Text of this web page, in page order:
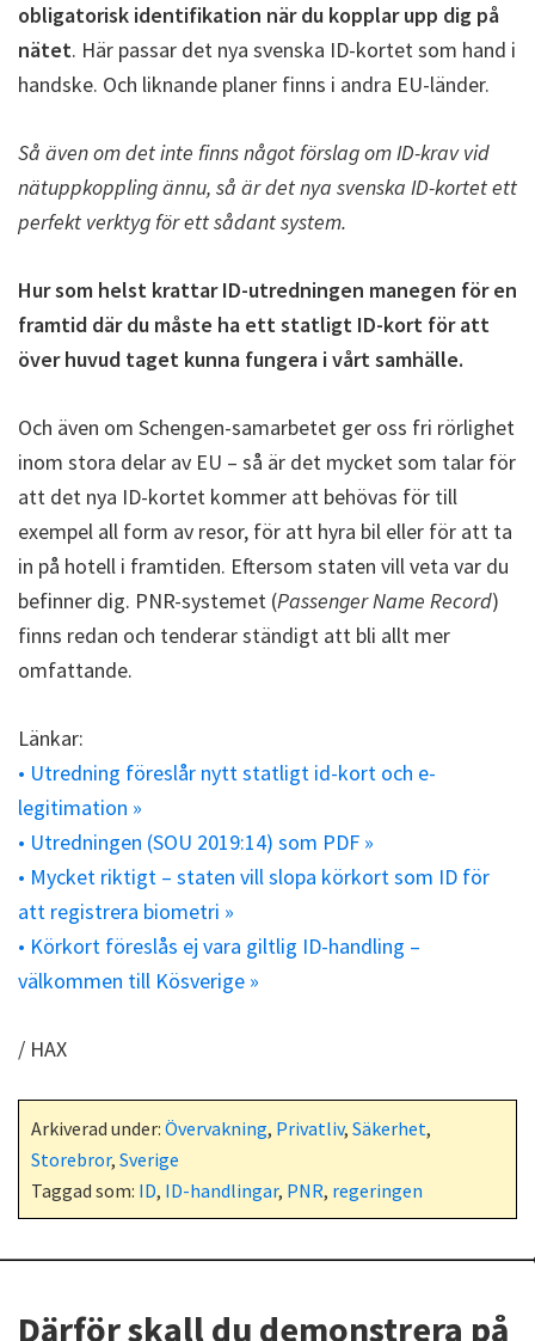
obligatorisk identifikation när du kopplar upp dig på
nätet. Här passar det nya svenska ID-kortet som hand i
handske. Och liknande planer finns i andra EU-länder.
Så även om det inte finns något förslag om ID-krav vid
nätuppkoppling ännu, så är det nya svenska ID-kortet ett
perfekt verktyg för ett sådant system.
Hur som helst krattar ID-utredningen manegen för en
framtid där du måste ha ett statligt ID-kort för att
över huvud taget kunna fungera i vårt samhälle.
Och även om Schengen-samarbetet ger oss fri rörlighet
inom stora delar av EU – så är det mycket som talar för
att det nya ID-kortet kommer att behövas för till
exempel all form av resor, för att hyra bil eller för att ta
in på hotell i framtiden. Eftersom staten vill veta var du
befinner dig. PNR-systemet (Passenger Name Record)
finns redan och tenderar ständigt att bli allt mer
omfattande.
Länkar:
• Utredning föreslår nytt statligt id-kort och e-
legitimation »
• Utredningen (SOU 2019:14) som PDF »
• Mycket riktigt – staten vill slopa körkort som ID för
att registrera biometri »
• Körkort föreslås ej vara giltlig ID-handling –
välkommen till Kösverige »
/ HAX
Arkiverad under: Övervakning, Privatliv, Säkerhet,
Storebror, Sverige
Taggad som: ID, ID-handlingar, PNR, regeringen
Därför skall du demonstrera på